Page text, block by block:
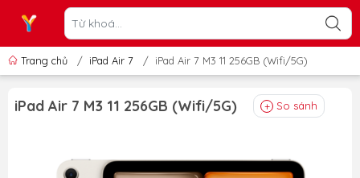
Trang chủ / iPad Air 7 / iPad Air 7 M3 11 256GB (Wifi/5G)
iPad Air 7 M3 11 256GB (Wifi/5G) So sánh